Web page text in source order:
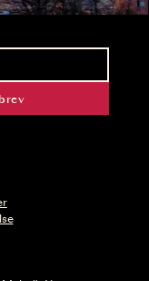
biljettsläpp.